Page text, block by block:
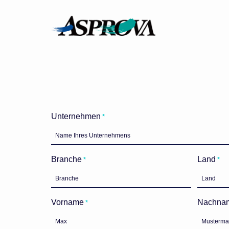
Unternehmen *
Branche * Land *
Vorname *